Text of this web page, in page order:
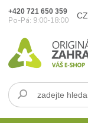
CZ
+420 721 650 359
Po-Pá: 9:00-18:00